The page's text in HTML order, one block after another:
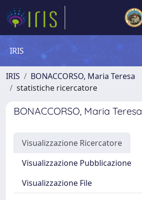
IRIS
IRIS
BONACCORSO, Maria Teresa
statistiche ricercatore
BONACCORSO, Maria Teresa
Visualizzazione Ricercatore
Visualizzazione Pubblicazione
Visualizzazione File